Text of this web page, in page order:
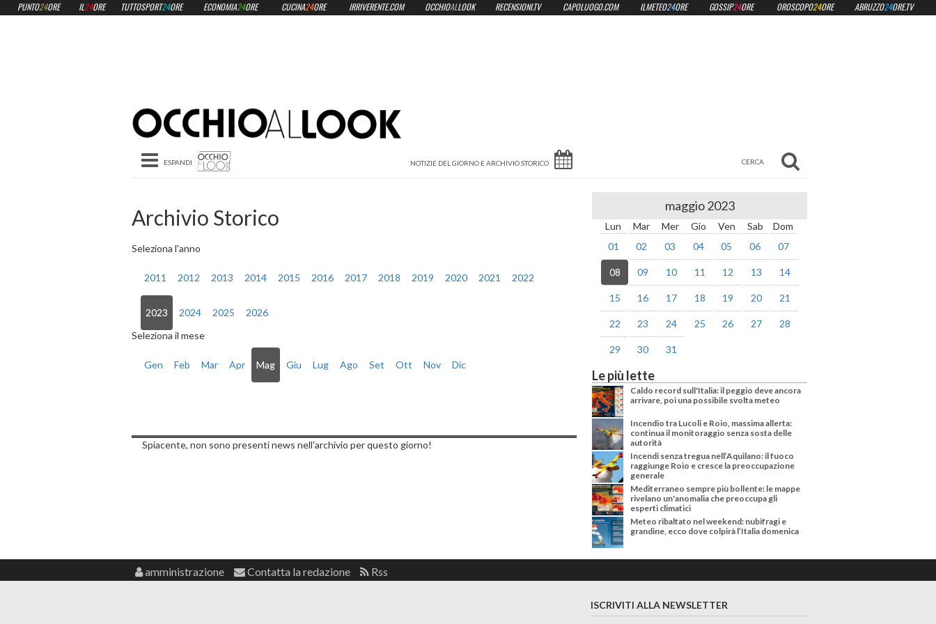
Toggle navigation
Archivio Storico
Seleziona l'anno
2011 2012 2013 2014 2015 2016 2017 2018 2019 2020 2021 2022
2023 2024 2025
2026
Seleziona il mese
Gen Feb Mar Apr Mag Giu Lug Ago Set Ott Nov Dic
Spiacente, non sono presenti news nell'archivio per questo giorno!
maggio 2023
Lun Mar Mer Gio Ven Sab
Dom
01
02 03 04 05 06 07
08 09 10 11 12 13 14
15 16 17 18 19 20 21
22 23 24 25 26 27 28
29 30 31
Le più lette
Caldo record sull'Italia: il peggio deve ancora
arrivare, poi una possibile svolta meteo
Incendio tra Lucoli e Roio, massima allerta:
continua il monitoraggio senza sosta delle
autorità
Incendi senza tregua nell’Aquilano: il fuoco
raggiunge Roio e cresce la preoccupazione
generale
Mediterraneo sempre più bollente: le mappe
rivelano un'anomalia che preoccupa gli
esperti climatici
Meteo ribaltato nel weekend: nubifragi e
grandine, ecco dove colpirà l’Italia domenica
PUNTO24ORE IL24ORE TUTTOSPORT24ORE ECONOMIA24ORE CUCINA24ORE IRRIVERENTE.COM OCCHIOALLOOK RECENSIONI.TV CAPOLUOGO.COM ILMETEO24ORE GOSSIP24ORE OROSCOPO24ORE ABRUZZO24ORE.TV
amministrazione Contatta la redazione Rss
ISCRIVITI ALLA NEWSLETTER